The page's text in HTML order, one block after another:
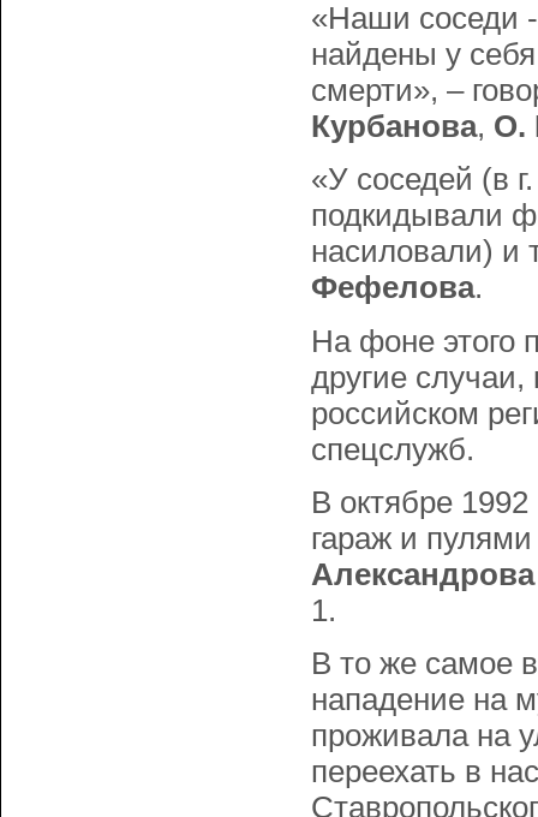
«Наши соседи
найдены у
смерти», –
Кypбанова, О.
«У соседей (в
подкидывали
насиловали) и
Фефелова.
На фоне этого
другие
российском
спецслужб.
В октябре
гараж и
1.
В то же самое
нападение на
проживала на
переехать в